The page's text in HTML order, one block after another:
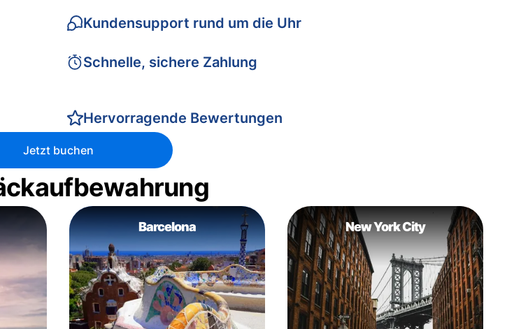
Kundensupport rund um die Uhr
Schnelle, sichere Zahlung
Hervorragende Bewertungen
Jetzt buchen
Barcelona New York City